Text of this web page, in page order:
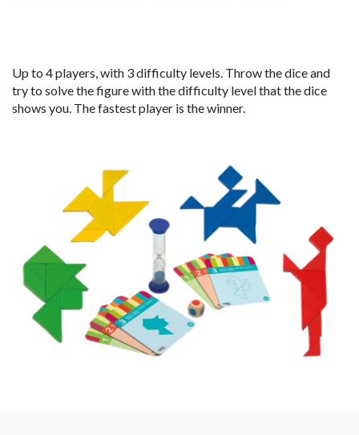
Up to 4 players, with 3 difficulty levels. Throw the dice and
try to solve the figure with the difficulty level that the dice
shows you. The fastest player is the winner.